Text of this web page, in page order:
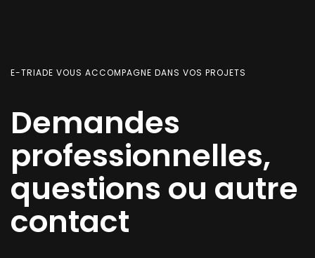
E-TRIADE VOUS ACCOMPAGNE DANS VOS PROJETS
Demandes
professionnelles,
questions ou autre
contact